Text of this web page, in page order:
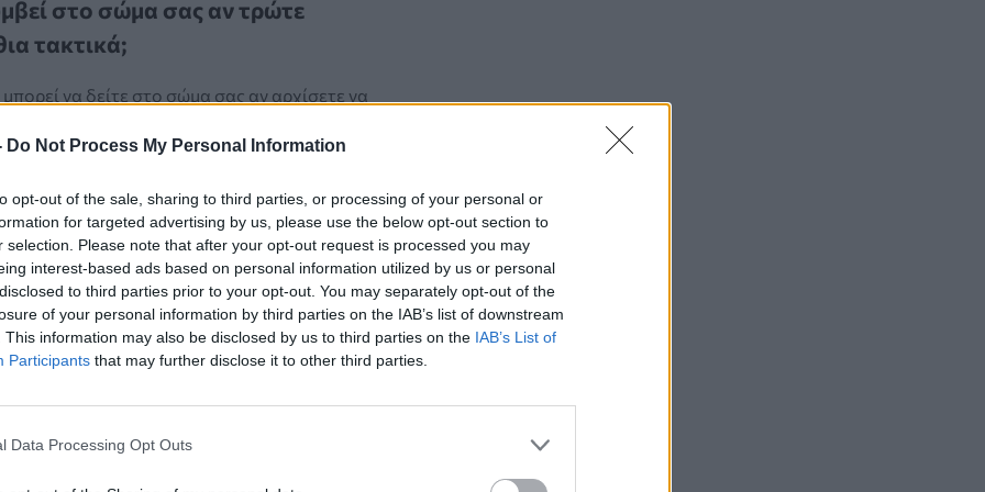
Do Not Process My Personal Information
opt-out of the sale, sharing to third parties, or processing of your personal or
for targeted advertising by us, please use the below opt-out section to
selection. Please note that after your opt-out request is processed you may
interest-based ads based on personal information utilized by us or personal
to third parties prior to your opt-out. You may separately opt-out of the
of your personal information by third parties on the IAB’s list of downstream
This information may also be disclosed by us to third parties on the IAB’s List of
Participants that may further disclose it to other third parties.
Data Processing Opt Outs
στο σώμα σας αν τρώτε
τακτικά;
μπορεί να δείτε στο σώμα σας αν αρχίσετε να
κρύβει περισσότερα οφέλη απ’ όσα
ΟΦΕΛΗ
λαχανικό που προστατεύει
τα οστά, το δέρμα και τα μάτια και
απώλεια βάρους